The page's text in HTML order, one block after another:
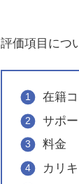
評価項目につ
在籍
サポ
料金
カリ